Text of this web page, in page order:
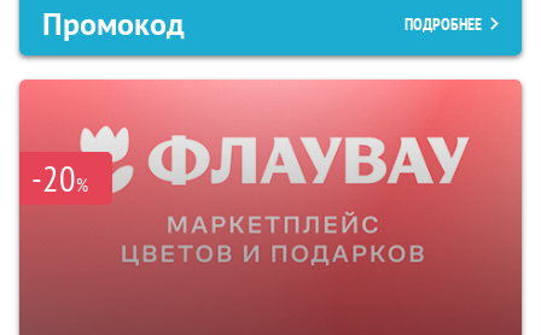
Промокод ПОДРОБНЕЕ
-20%